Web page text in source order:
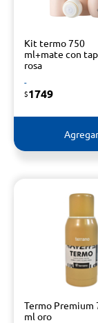
Kit termo 750
ml+mate con
rosa
-
$1749
Termo Premium
ml oro